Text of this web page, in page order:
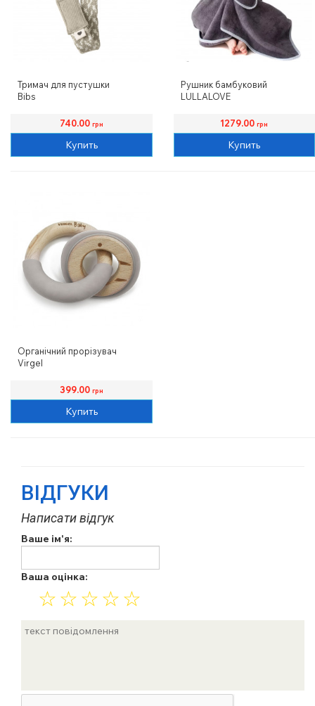
Тримач для пустушки
Bibs
740.00 грн
Купить
Рушник бамбуковий
LULLALOVE
1279.00грн
Купить
Органічний прорізувач
Virgel
399.00 грн
Купить
ВІДГУКИ
Написати відгук
Ваше ім'я:
Ваша оцінка:
☆
☆
☆
☆
☆